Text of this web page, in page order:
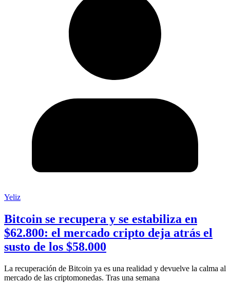
Yeliz
Bitcoin se recupera y se estabiliza en
$62.800: el mercado cripto deja atrás el
susto de los $58.000
La recuperación de Bitcoin ya es una realidad y devuelve la calma al
mercado de las criptomonedas. Tras una semana